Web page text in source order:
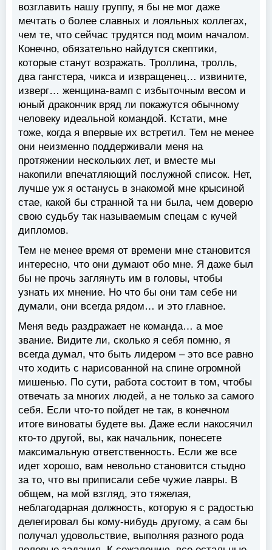
возглавить нашу группу, я бы не мог даже
мечтать о более славных и лояльных коллегах,
чем те, что сейчас трудятся под моим началом.
Конечно, обязательно найдутся скептики,
которые станут возражать. Троллина, тролль,
два гангстера, чикса и извращенец… извините,
изверг… женщина-вамп с избыточным весом и
юный дракончик вряд ли покажутся обычному
человеку идеальной командой. Кстати, мне
тоже, когда я впервые их встретил. Тем не менее
они неизменно поддерживали меня на
протяжении нескольких лет, и вместе мы
накопили впечатляющий послужной список. Нет,
лучше уж я останусь в знакомой мне крысиной
стае, какой бы странной та ни была, чем доверю
свою судьбу так называемым спецам с кучей
дипломов.
Тем не менее время от времени мне становится
интересно, что они думают обо мне. Я даже был
бы не прочь заглянуть им в головы, чтобы
узнать их мнение. Но что бы они там себе ни
думали, они всегда рядом… и это главное.
Меня ведь раздражает не команда… а мое
звание. Видите ли, сколько я себя помню, я
всегда думал, что быть лидером – это все равно
что ходить с нарисованной на спине огромной
мишенью. По сути, работа состоит в том, чтобы
отвечать за многих людей, а не только за самого
себя. Если что-то пойдет не так, в конечном
итоге виноваты будете вы. Даже если накосячил
кто-то другой, вы, как начальник, понесете
максимальную ответственность. Если же все
идет хорошо, вам невольно становится стыдно
за то, что вы приписали себе чужие лавры. В
общем, на мой взгляд, это тяжелая,
неблагодарная должность, которую я с радостью
делегировал бы кому-нибудь другому, а сам бы
получал удовольствие, выполняя разного рода